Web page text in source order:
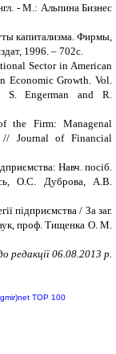
- М.: Альпина Бизнес
капитализма. Фирмы,
1996. – 702c.
Sector in American
Economic Growth. Vol.
Engerman and R.
the Firm: Managenal
// Journal of Financial
Навч. посіб.
О.С. Дуброва, А.В.
підприємства / За заг.
проф. Тищенка О. М.
редакції06 .08 .2013 р.